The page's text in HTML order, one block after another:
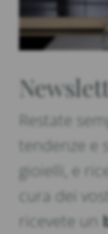
Restate
tendenze e
gioielli, e
cura dei
ricevete un